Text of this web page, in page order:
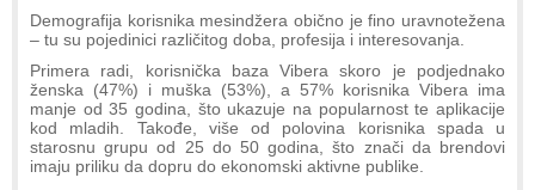
Demografija korisnika mesindžera obično je fino uravnotežena
– tu su pojedinici različitog doba, profesija i interesovanja.
Primera radi, korisnička baza Vibera skoro je podjednako
ženska (47%) i muška (53%), a 57% korisnika Vibera ima
manje od 35 godina, što ukazuje na popularnost te aplikacije
kod mladih. Takođe, više od polovina korisnika spada u
starosnu grupu od 25 do 50 godina, što znači da brendovi
imaju priliku da dopru do ekonomski aktivne publike.